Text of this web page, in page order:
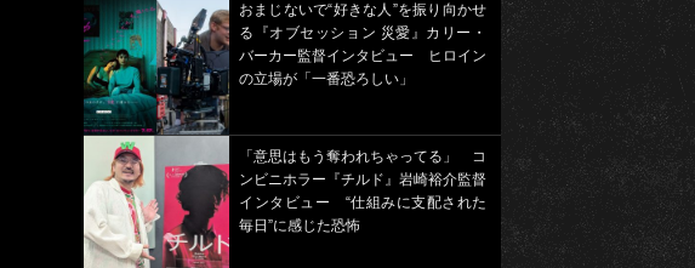
おまじないで“好きな人”を振り向かせ
る『オブセッション 災愛』カリー・
バーカー監督インタビュー ヒロイン
の立場が「一番恐ろしい」
「意思はもう奪われちゃってる」 コ
ンビニホラー『チルド』岩崎裕介監督
インタビュー “仕組みに支配された
毎日”に感じた恐怖